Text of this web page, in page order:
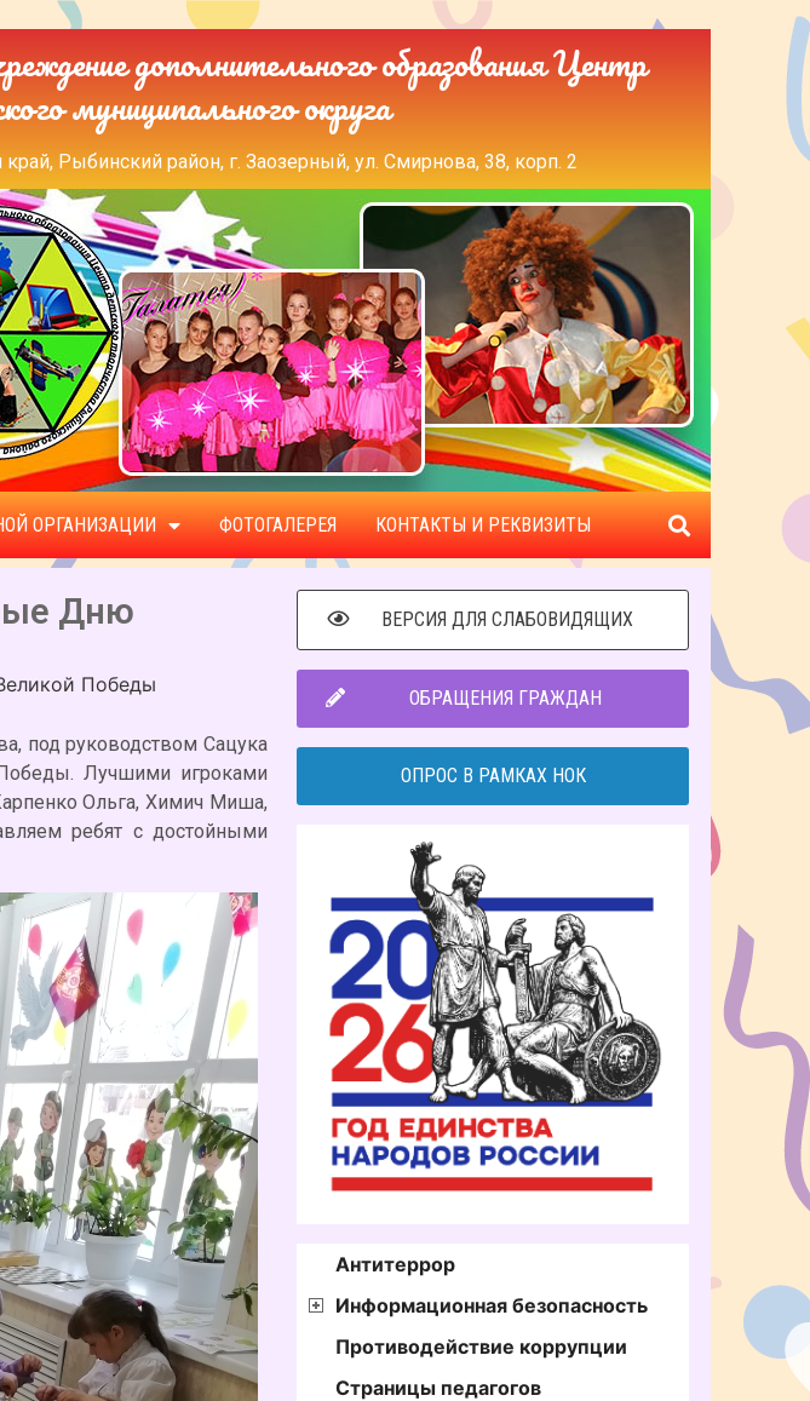
дополнительного образования Центр
муниципального округа
Рыбинский район, г. Заозерный, ул. Смирнова, 38, корп. 2
ОРГАНИЗАЦИИ ФОТОГАЛЕРЕЯ КОНТАКТЫ И РЕКВИЗИТЫ
Дню
Победы
под руководством Сацука
Лучшими игроками
Ольга, Химич Миша,
ребят с достойными
ВЕРСИЯ ДЛЯ СЛАБОВИДЯЩИХ
ОБРАЩЕНИЯ ГРАЖДАН
ОПРОС В РАМКАХ НОК
Антитеррор
Информационная безопасность
Противодействие коррупции
Страницы педагогов